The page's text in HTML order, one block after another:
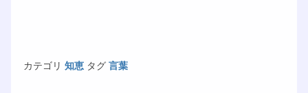
カテゴリ 知恵 タグ 言葉